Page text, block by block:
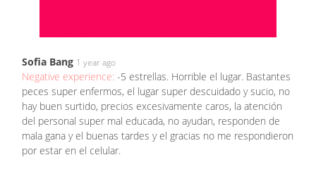
Sofia Bang 1 year ago
Negative experience: -5 estrellas. Horrible el lugar. Bastantes
peces super enfermos, el lugar super descuidado y sucio, no
hay buen surtido, precios excesivamente caros, la atención
del personal super mal educada, no ayudan, responden de
mala gana y el buenas tardes y el gracias no me respondieron
por estar en el celular.